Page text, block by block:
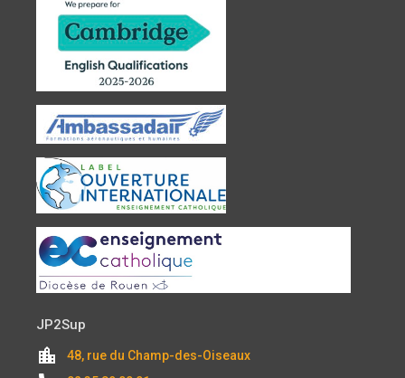
JP2Sup
location_city 48, rue du Champ-des-Oiseaux